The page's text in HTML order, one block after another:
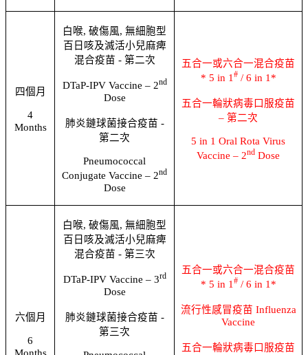
四個月
4
Months
白喉, 破傷風, 無細胞型
百日咳及滅活小兒麻痺
混合疫苗 - 第二次
DTaP-IPV Vaccine – 2nd
Dose
肺炎鏈球菌接合疫苗 -
第二次
Pneumococcal
Conjugate Vaccine – 2nd
Dose
五合一或六合一混合疫苗
* 5 in 1 #/ 6 in 1*
五合一輪狀病毒口服疫苗
– 第二次
5 in 1 Oral Rota Virus
Vaccine – 2nd Dose
六個月
6
白喉, 破傷風, 無細胞型
百日咳及滅活小兒麻痺
混合疫苗 - 第三次
DTaP-IPV Vaccine – 3rd
Dose
肺炎鏈球菌接合疫苗 -
第三次
五合一或六合一混合疫苗
* 5 in 1 #/ 6 in 1*
流行性感冒疫苗 Influenza
Vaccine
五合一輪狀病毒口服疫苗